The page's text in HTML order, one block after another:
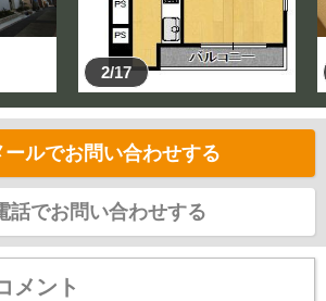
2/17
ールでお問い合わせする
話でお問い合わせする
メント